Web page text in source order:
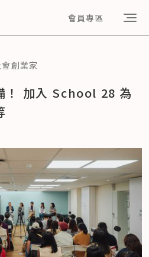
會員專區
創業家
！ 加入 School 28 為